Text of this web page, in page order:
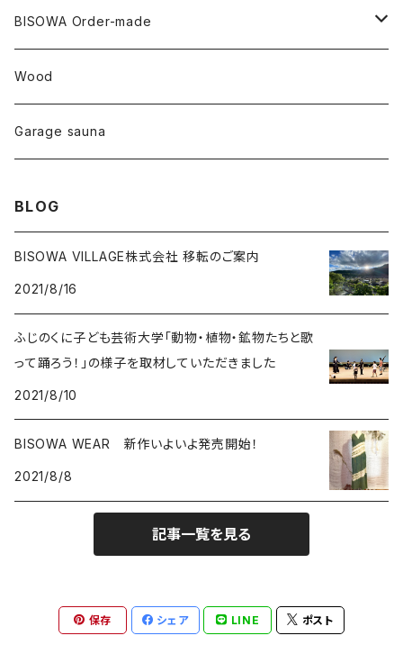
クォーツインクォーツ
ムーンストーン
ルチルクォーツ
ハーキマーダイアモンド
スモーキークォーツ
ガーデンクォーツ
パイライト
Tomoko Uemura Art 麻炭陶器
YUGEN GLASS
others
foods
能作
オーガニックフリース
碧-AOI-の松葉天然酵母パン
Uwajima Japan
BISOWA Order-made
∞Seiko Usami∞
Wood
Garage sauna
BLOG
BISOWA VILLAGE株式会社 移転のご案内
2021/8/16
ふじのくに子ども芸術大学「動物・植物・鉱物たちと歌
って踊ろう！」の様子を取材していただきました
2021/8/10
BISOWA WEAR 新作いよいよ発売開始！
2021/8/8
記事一覧を見る
保存 シェア LINE ポスト